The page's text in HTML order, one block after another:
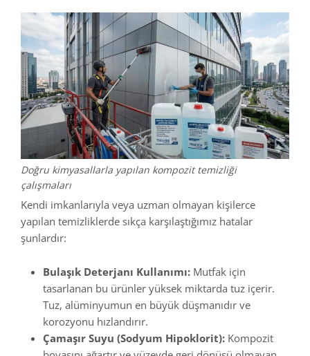
Doğru kimyasallarla yapılan kompozit temizliği
çalışmaları
Kendi imkanlarıyla veya uzman olmayan kişilerce
yapılan temizliklerde sıkça karşılaştığımız hatalar
şunlardır:
Bulaşık Deterjanı Kullanımı: Mutfak için
tasarlanan bu ürünler yüksek miktarda tuz içerir.
Tuz, alüminyumun en büyük düşmanıdır ve
korozyonu hızlandırır.
Çamaşır Suyu (Sodyum Hipoklorit): Kompozit